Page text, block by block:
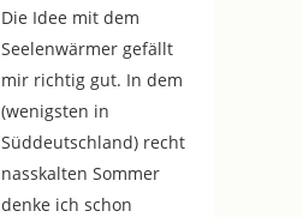
Die Idee mit dem
Seelenwärmer gefällt
mir richtig gut. In dem
(wenigsten in
Süddeutschland) recht
nasskalten Sommer
denke ich schon